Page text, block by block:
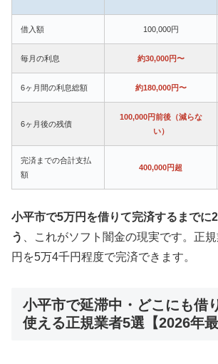
借入額 100,000円
毎月の利息 約30,000円〜
6ヶ月間の利息総額 約180,000円〜
6ヶ月後の残債
100,000円前後（減らな
い）
完済までの合計支払
額
400,000円超
小平市で5万円を借りて完済するまでに
う
、これがソフト闇金の現実です。正
円を5万4千円程度で完済できます。
小平市で延滞中・どこにも借
使える正規業者5選【2026年最